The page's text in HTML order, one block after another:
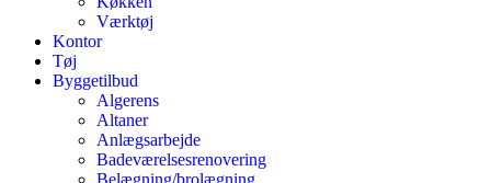
Værktøj
Kontor
Tøj
Byggetilbud
Algerens
Altaner
Anlægsarbejde
Badeværelsesrenovering
Belægning/brolægning